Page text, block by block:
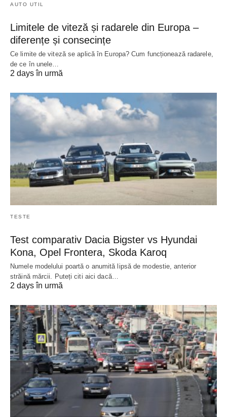
AUTO UTIL
Limitele de viteză și radarele din Europa –
diferențe și consecințe
Ce limite de viteză se aplică în Europa? Cum funcționează radarele,
de ce în unele…
2 days în urmă
TESTE
Test comparativ Dacia Bigster vs Hyundai
Kona, Opel Frontera, Skoda Karoq
Numele modelului poartă o anumită lipsă de modestie, anterior
străină mărcii. Puteți citi aici dacă…
2 days în urmă